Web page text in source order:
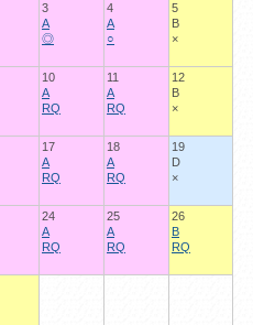
3
A
◎
4
A
○
5
B
×
10
A
RQ
11
A
RQ
12
B
×
17
A
RQ
18
A
RQ
19
D
×
24
A
RQ
25
A
RQ
26
B
RQ